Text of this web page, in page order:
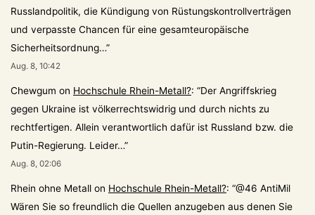
Russlandpolitik, die Kündigung von Rüstungskontrollverträgen
und verpasste Chancen für eine gesamteuropäische
Sicherheitsordnung…”
Aug. 8, 10:42
Chewgum on Hochschule Rhein-Metall?: “Der Angriffskrieg
gegen Ukraine ist völkerrechtswidrig und durch nichts zu
rechtfertigen. Allein verantwortlich dafür ist Russland bzw. die
Putin-Regierung. Leider…”
Aug. 8, 02:06
Rhein ohne Metall on Hochschule Rhein-Metall?: “@46 AntiMil
Wären Sie so freundlich die Quellen anzugeben aus denen Sie